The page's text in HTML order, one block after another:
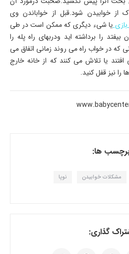
خوابیدن شود.قبل از خواباندن وی
بازییا شیء دیگری که ممکن است در طی
را برداشته اید ودربهای راه پله را
که در خواب راه می روند زمانی اتفاق می
افتند یا تلاش می کنند که از خانه خارج
را نیز قفل کنید.
ها:
مشکلات خوابیدن نوپا
گذاری: